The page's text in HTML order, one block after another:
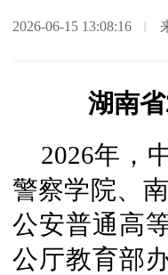
2026-06-15 13:08:16
湖南
2026年，
警察学院、
公安普通高
公厅教育部